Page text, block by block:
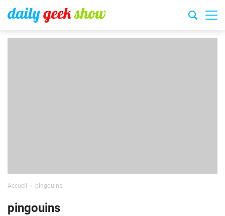
Accueil pingouins
pingouins